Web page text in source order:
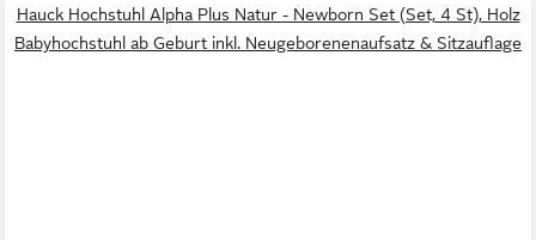
Hauck Hochstuhl Alpha Plus Natur - Newborn Set (Set, 4 St), Holz
Babyhochstuhl ab Geburt inkl. Neugeborenenaufsatz & Sitzauflage